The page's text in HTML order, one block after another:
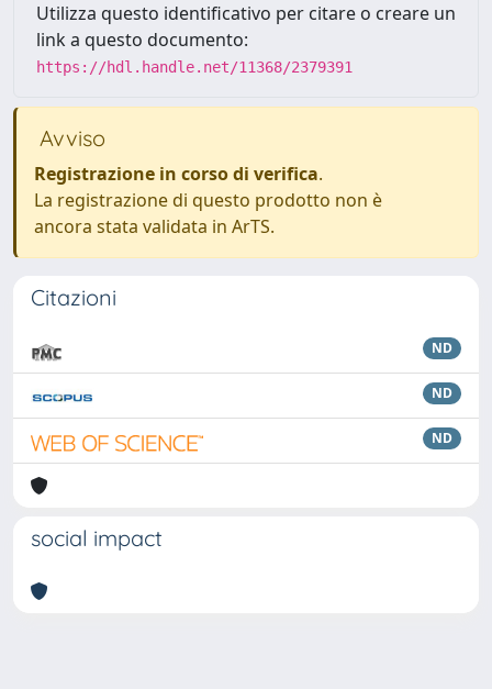
Utilizza questo identificativo per citare o creare un
link a questo documento:
https://hdl.handle.net/11368/2379391
Avviso
Registrazione in corso di verifica.
La registrazione di questo prodotto non è
ancora stata validata in ArTS.
Citazioni
ND
ND
ND
social impact